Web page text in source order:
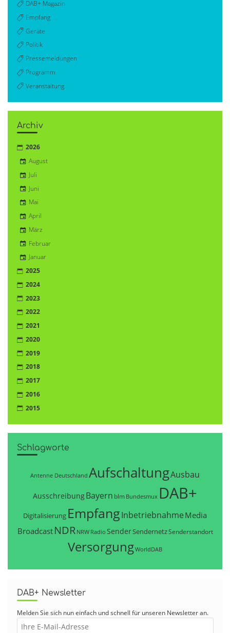
DAB+ Magazin
Empfang
Geräte
Politik
Pressemeldungen
Programm
Veranstaltung
Archiv
2026
August
Juli
Juni
Mai
April
März
Februar
Januar
2025
2024
2023
2022
2021
2020
2019
2018
2017
2016
2015
Schlagworte
Antenne Deutschland AufschaltungAusbau
AusschreibungBayern blm Bundesmux DAB+
Digitalisierung EmpfangInbetriebnahme Media
Broadcast NDR NRW Radio SenderSendernetzSenderstandort
VersorgungWorldDAB
DAB+ Newsletter
Melden Sie sich nun einfach und schnell für unseren Newsletter an.